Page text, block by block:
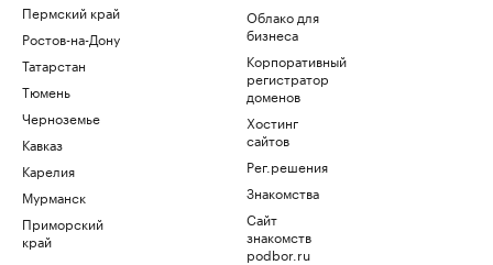
Пермский край
Ростов-на-Дону
Татарстан
Тюмень
Черноземье
Кавказ
Карелия
Мурманск
Приморский
край
Облако для
бизнеса
Корпоративный
регистратор
доменов
Хостинг
сайтов
Рег.решения
Знакомства
Сайт
знакомств
podbor.ru